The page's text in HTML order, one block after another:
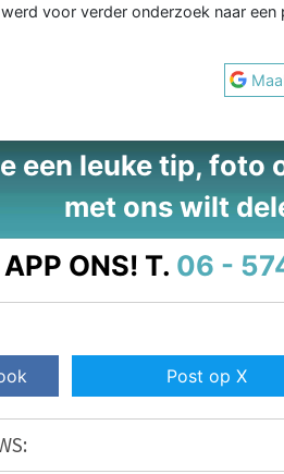
voor verder onderzoek naar
een leuke tip, foto
met ons wilt
APP ONS! T. 06 -
Post op X